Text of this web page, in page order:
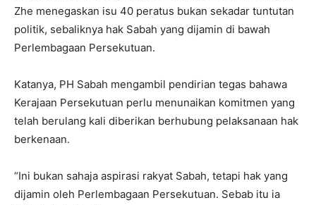
Zhe menegaskan isu 40 peratus bukan sekadar tuntutan
politik, sebaliknya hak Sabah yang dijamin di bawah
Perlembagaan Persekutuan.
Katanya, PH Sabah mengambil pendirian tegas bahawa
Kerajaan Persekutuan perlu menunaikan komitmen yang
telah berulang kali diberikan berhubung pelaksanaan hak
berkenaan.
“Ini bukan sahaja aspirasi rakyat Sabah, tetapi hak yang
dijamin oleh Perlembagaan Persekutuan. Sebab itu ia